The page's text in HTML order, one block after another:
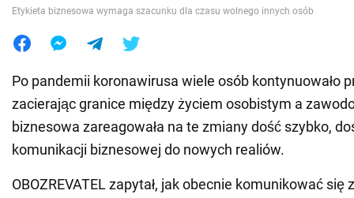
Jedzenie
Etykieta biznesowa wymaga szacunku dla czasu wolnego innych osób
Po pandemii koronawirusa wiele osób kontynuowało
zacierając granice między życiem osobistym a
biznesowa zareagowała na te zmiany dość szybko,
komunikacji biznesowej do nowych realiów.
OBOZREVATEL zapytał, jak obecnie komunikować się